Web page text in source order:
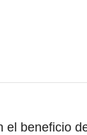
el beneficio